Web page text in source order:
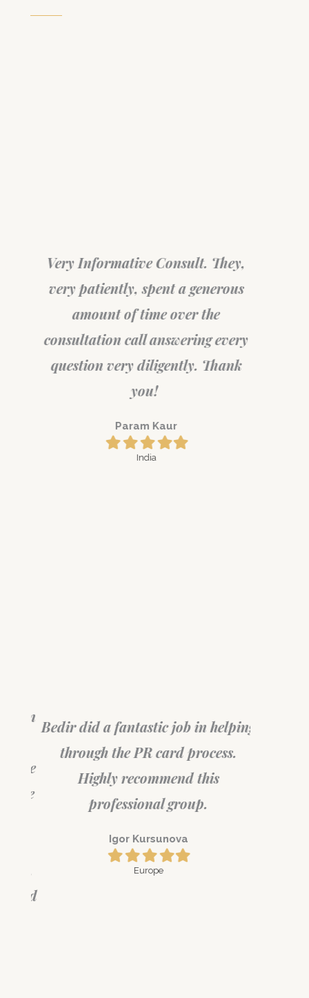
Very Informative Consult. They,
very patiently, spent a generous
amount of time over the
consultation call answering every
question very diligently. Thank
you!
Param Kaur
Filled
star
Filled
star
Filled
star
Filled
star
Filled
star
India
Bedir did a fantastic job in helping
through the PR card process.
Highly recommend this
professional group.
Igor Kursunova
Filled
star
Filled
star
Filled
star
Filled
star
Filled
star
Europe